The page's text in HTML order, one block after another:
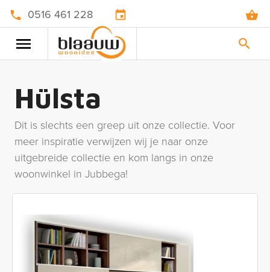
0516 461 228
Hülsta
Dit is slechts een greep uit onze collectie. Voor
meer inspiratie verwijzen wij je naar onze
uitgebreide collectie en kom langs in onze
woonwinkel in Jubbega!